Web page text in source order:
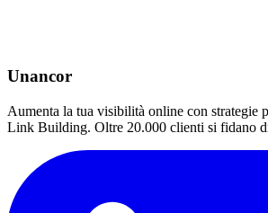
Unancor
Aumenta la tua visibilità online con strategie
Link Building. Oltre 20.000 clienti si fidano